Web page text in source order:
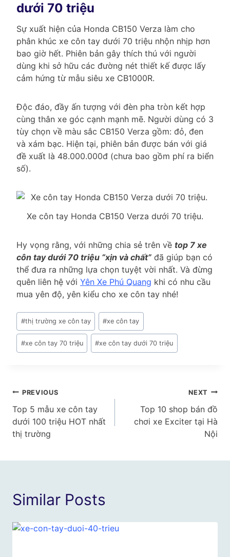
dưới 70 triệu
Sự xuất hiện của Honda CB150 Verza làm cho
phân khúc xe côn tay dưới 70 triệu nhộn nhịp hơn
bao giờ hết. Phiên bản gây thích thú với người
dùng khi sở hữu các đường nét thiết kế được lấy
cảm hứng từ mẫu siêu xe CB1000R.
Độc đáo, đầy ấn tượng với đèn pha tròn kết hợp
cùng thân xe góc cạnh mạnh mẽ. Người dùng có 3
tùy chọn về màu sắc CB150 Verza gồm: đỏ, đen
và xám bạc. Hiện tại, phiên bản được bán với giá
đề xuất là 48.000.000đ (chưa bao gồm phí ra biển
số).
Xe côn tay Honda CB150 Verza dưới 70 triệu.
Hy vọng rằng, với những chia sẻ trên về top 7 xe
côn tay dưới 70 triệu “xịn và chất” đã giúp bạn có
thể đưa ra những lựa chọn tuyệt vời nhất. Và đừng
quên liên hệ với Yên Xe Phú Quang khi có nhu cầu
mua yên độ, yên kiểu cho xe côn tay nhé!
Post
Tags:
#thị trường xe côn tay #xe côn tay
#xe côn tay 70 triệu #xe côn tay dưới 70 triệu
Điều
hướng
bài
viết
PREVIOUS
Top 5 mẫu xe côn tay
dưới 100 triệu HOT nhất
thị trường
NEXT
Top 10 shop bán đồ
chơi xe Exciter tại Hà
Nội
Similar Posts